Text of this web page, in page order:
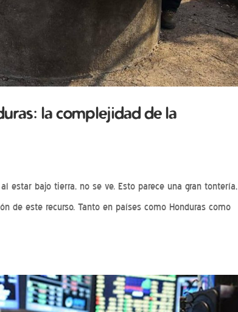
la complejidad de la
estar bajo tierra, no se ve. Esto parece una gran tontería,
de este recurso. Tanto en países como Honduras como